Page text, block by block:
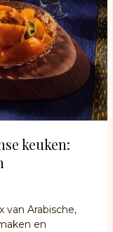
keuken:
van Arabische,
en